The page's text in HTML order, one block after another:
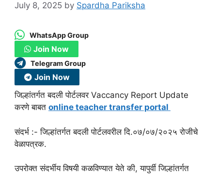
July 8, 2025 by Spardha Pariksha
WhatsApp Group
Join Now
Telegram Group
Join Now
जिल्हांतर्गत बदली पोर्टलवर Vaccancy Report Update
करणे बाबत online teacher transfer portal
संदर्भ :- जिल्हांतर्गत बदली पोर्टलवरील दि.०७/०७/२०२५ रोजीचे
वेळापत्रक.
उपरोक्त संदर्भीय विषयी कळविण्यात येते की, यापुर्वी जिल्हांतर्गत